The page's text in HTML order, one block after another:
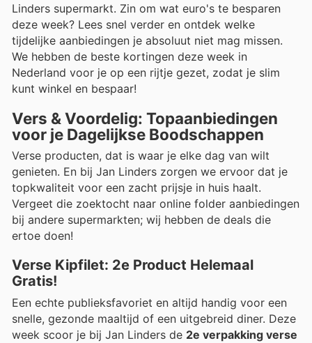
Linders supermarkt. Zin om wat euro's te besparen
deze week? Lees snel verder en ontdek welke
tijdelijke aanbiedingen je absoluut niet mag missen.
We hebben de beste kortingen deze week in
Nederland voor je op een rijtje gezet, zodat je slim
kunt winkel en bespaar!
Vers & Voordelig: Topaanbiedingen
voor je Dagelijkse Boodschappen
Verse producten, dat is waar je elke dag van wilt
genieten. En bij Jan Linders zorgen we ervoor dat je
topkwaliteit voor een zacht prijsje in huis haalt.
Vergeet die zoektocht naar online folder aanbiedingen
bij andere supermarkten; wij hebben de deals die
ertoe doen!
Verse Kipfilet: 2e Product Helemaal
Gratis!
Een echte publieksfavoriet en altijd handig voor een
snelle, gezonde maaltijd of een uitgebreid diner. Deze
week scoor je bij Jan Linders de 2e verpakking verse